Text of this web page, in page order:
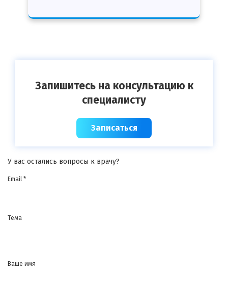
Запишитесь на консультацию к
специалисту
Записаться
У вас остались вопросы к врачу?
Email *
Тема
Ваше имя